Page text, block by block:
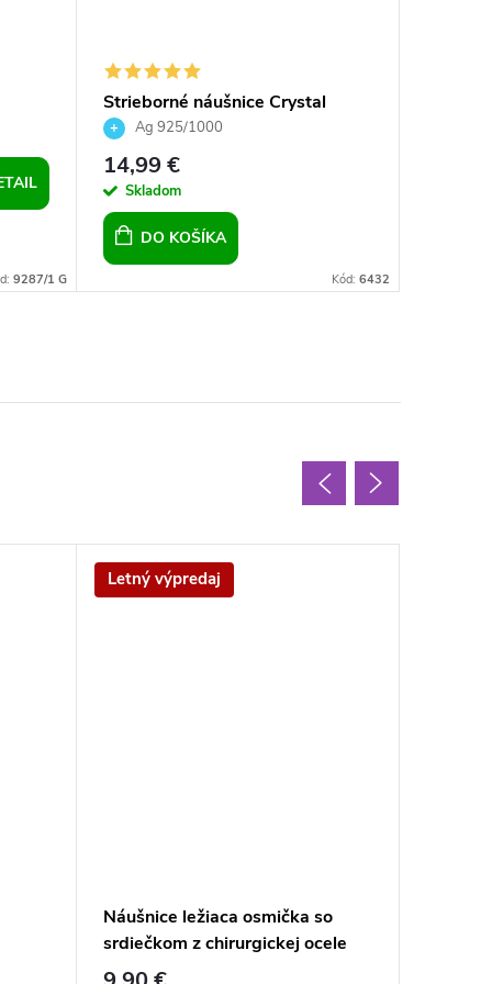
9287/1 G
Strieborné náušnice Crystal
Silver Night 10mm
Ag 925/1000
14,99 €
Skladom
DO KOŠÍKA
Kód: 6432
Letný výpredaj
Náušnice ležiaca osmička so
srdiečkom z chirurgickej ocele
skrutkovacie